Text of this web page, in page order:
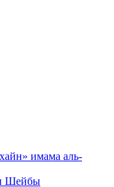
имама аль-
Шейбы